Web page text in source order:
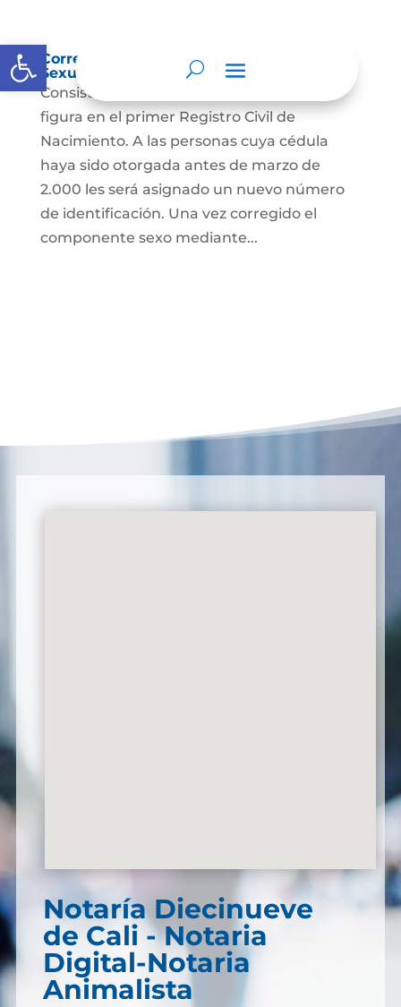
Abrir barra de herramientas
Corrección Componente de Identidad
Sexual en el Registro Civil de Nacimiento
Consiste en el cambio legal del sexo que
figura en el primer Registro Civil de
Nacimiento. A las personas cuya cédula
haya sido otorgada antes de marzo de
2.000 les será asignado un nuevo número
de identificación. Una vez corregido el
componente sexo mediante...
Notaría Diecinueve
de Cali - Notaria
Digital-Notaria
Animalista